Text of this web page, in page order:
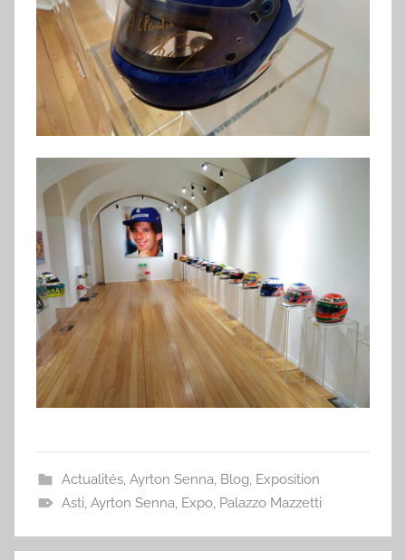
Actualités, Ayrton Senna, Blog, Exposition
Asti, Ayrton Senna, Expo, Palazzo Mazzetti